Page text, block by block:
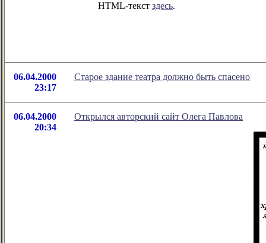
HTML-текст здесь.
06.04.2000
23:17
Старое здание театра должно быть спасено
06.04.2000
20:34
Открылся авторский сайт Олега Павлова